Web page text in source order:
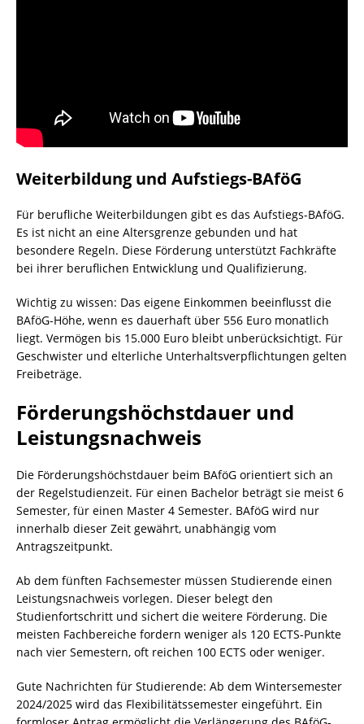
Weiterbildung und Aufstiegs-BAföG
Für berufliche Weiterbildungen gibt es das Aufstiegs-BAföG.
Es ist nicht an eine Altersgrenze gebunden und hat
besondere Regeln. Diese Förderung unterstützt Fachkräfte
bei ihrer beruflichen Entwicklung und Qualifizierung.
Wichtig zu wissen: Das eigene Einkommen beeinflusst die
BAföG-Höhe, wenn es dauerhaft über 556 Euro monatlich
liegt. Vermögen bis 15.000 Euro bleibt unberücksichtigt. Für
Geschwister und elterliche Unterhaltsverpflichtungen gelten
Freibeträge.
Förderungshöchstdauer und
Leistungsnachweis
Die Förderungshöchstdauer beim BAföG orientiert sich an
der Regelstudienzeit. Für einen Bachelor beträgt sie meist 6
Semester, für einen Master 4 Semester. BAföG wird nur
innerhalb dieser Zeit gewährt, unabhängig vom
Antragszeitpunkt.
Ab dem fünften Fachsemester müssen Studierende einen
Leistungsnachweis vorlegen. Dieser belegt den
Studienfortschritt und sichert die weitere Förderung. Die
meisten Fachbereiche fordern weniger als 120 ECTS-Punkte
nach vier Semestern, oft reichen 100 ECTS oder weniger.
Gute Nachrichten für Studierende: Ab dem Wintersemester
2024/2025 wird das Flexibilitätssemester eingeführt. Ein